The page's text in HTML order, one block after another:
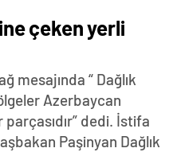
çeken yerli
mesajında “ Dağlık
Azerbaycan
dedi. İstifa
Paşinyan Dağlık